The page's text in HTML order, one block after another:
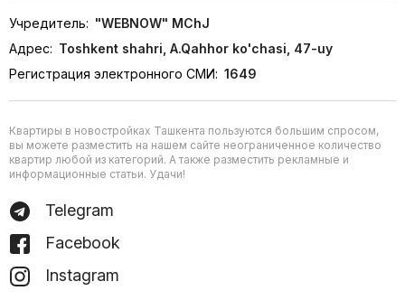
Учредитель: "WEBNOW" MChJ
Адрес: Toshkent shahri, A.Qahhor ko'chasi, 47-uy
Регистрация электронного СМИ: 1649
Квартиры в новостройках Ташкента пользуются большим спросом,
вы можете разместить на нашем сайте неограниченное количество
квартир любой из категорий. А также разместить рекламные и
информационные статьи. Удачи!
Telegram
Facebook
Instagram